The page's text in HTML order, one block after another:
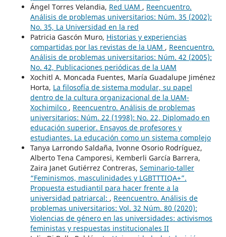
Ángel Torres Velandia, Red UAM , Reencuentro.
Análisis de problemas universitarios: Núm. 35 (2002):
No. 35, La Universidad en la red
Patricia Gascón Muro, Historias y experiencias
compartidas por las revistas de la UAM , Reencuentro.
Análisis de problemas universitarios: Núm. 42 (2005):
No. 42, Publicaciones periódicas de la UAM
Xochitl A. Moncada Fuentes, María Guadalupe Jiménez
Horta, La filosofía de sistema modular, su papel
dentro de la cultura organizacional de la UAM-
Xochimilco , Reencuentro. Análisis de problemas
universitarios: Núm. 22 (1998): No. 22, Diplomado en
educación superior. Ensayos de profesores y
estudiantes. La educación como un sistema complejo
Tanya Larrondo Saldaña, Ivonne Osorio Rodríguez,
Alberto Tena Camporesi, Kemberli García Barrera,
Zaira Janet Gutiérrez Contreras, Seminario-taller
“Feminismos, masculinidades y LGBTTTIQA+”.
Propuesta estudiantil para hacer frente a la
universidad patriarcal: , Reencuentro. Análisis de
problemas universitarios: Vol. 32 Núm. 80 (2020):
Violencias de género en las universidades: activismos
feministas y respuestas institucionales II